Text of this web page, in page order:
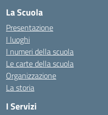
La Scuola
Presentazione
I luoghi
I numeri della scuola
Le carte della scuola
Organizzazione
La storia
I Servizi